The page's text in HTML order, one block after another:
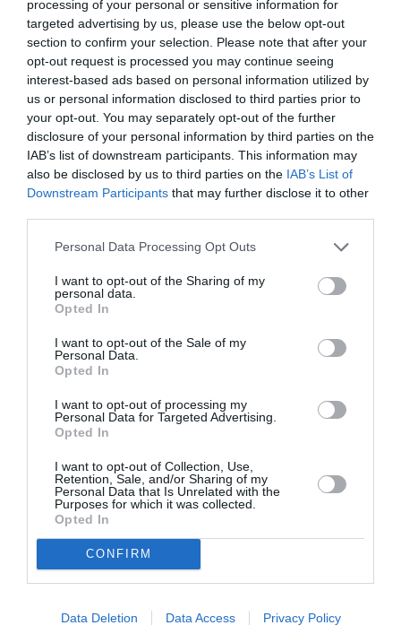
processing of your personal or sensitive information for
targeted advertising by us, please use the below opt-out
section to confirm your selection. Please note that after your
opt-out request is processed you may continue seeing
interest-based ads based on personal information utilized by
us or personal information disclosed to third parties prior to
your opt-out. You may separately opt-out of the further
disclosure of your personal information by third parties on the
IAB’s list of downstream participants. This information may
also be disclosed by us to third parties on the IAB’s List of
Downstream Participants that may further disclose it to other
Personal Data Processing Opt Outs
I want to opt-out of the Sharing of my
personal data.
Opted In
I want to opt-out of the Sale of my
Personal Data.
Opted In
I want to opt-out of processing my
Personal Data for Targeted Advertising.
Opted In
I want to opt-out of Collection, Use,
Retention, Sale, and/or Sharing of my
Personal Data that Is Unrelated with the
Purposes for which it was collected.
Opted In
CONFIRM
Data Deletion Data Access Privacy Policy
Din cauza pandemiei, aproape 62 de milioane de
locuri de muncă în turism s-au pierdut în întreaga
lume, se arată în document. Perspectivele pentru
turism și industria turistică sunt încă incerte.
STIRI ITALIA
a salvat doi copii de la înec. «Nu sunt erou,
Următorul articol
Mort la muncă în Caserta, muncitor român
de 38 de ani zdrobit de tractor
AȚI PUTEA DORI DE
ASEMENEA